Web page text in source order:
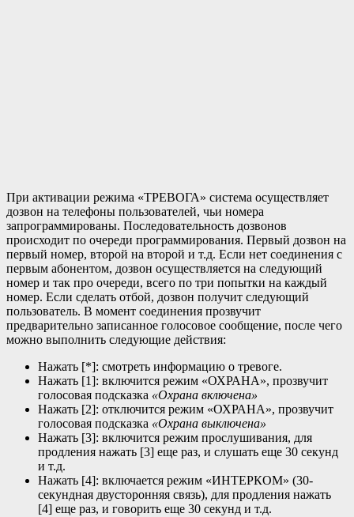
При активации режима «ТРЕВОГА» система осуществляет
дозвон на телефоны пользователей, чьи номера
запрограммированы. Последовательность дозвонов
происходит по очереди программирования. Первый дозвон на
первый номер, второй на второй и т.д. Если нет соединения с
первым абонентом, дозвон осуществляется на следующий
номер и так про очереди, всего по три попытки на каждый
номер. Если сделать отбой, дозвон получит следующий
пользователь. В момент соединения прозвучит
предварительно записанное голосовое сообщение, после чего
можно выполнить следующие действия:
Нажать [*]: смотреть информацию о тревоге.
Нажать [1]: включится режим «ОХРАНА», прозвучит
голосовая подсказка «Охрана включена»
Нажать [2]: отключится режим «ОХРАНА», прозвучит
голосовая подсказка «Охрана выключена»
Нажать [3]: включится режим прослушивания, для
продления нажать [3] еще раз, и слушать еще 30 секунд
и т.д.
Нажать [4]: включается режим «ИНТЕРКОМ» (30-
секундная двусторонняя связь), для продления нажать
[4] еще раз, и говорить еще 30 секунд и т.д.